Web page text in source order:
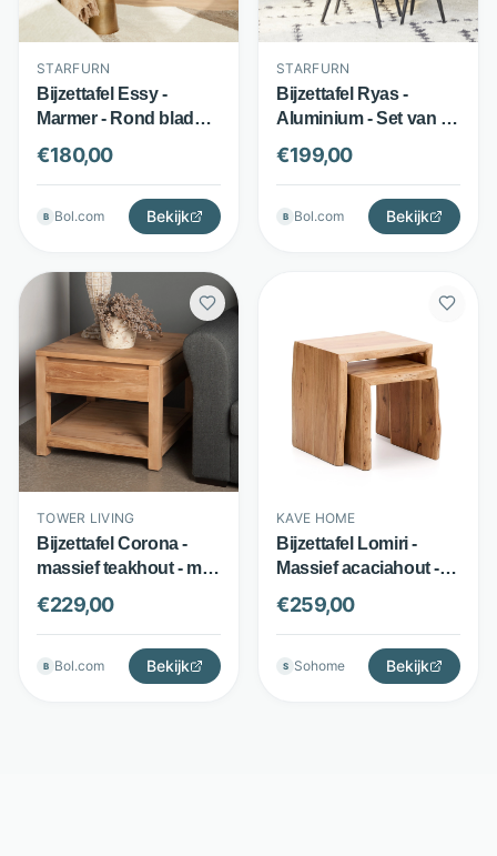
STARFURN
Bijzettafel Essy -
Marmer - Rond blad
met goudkleurige voet
- Wit - Starfurn
€180,00
B Bol.com Bekijk
STARFURN
Bijzettafel Ryas -
Aluminium - Set van 3
ronde tafels - Goud -
Starfurn
€199,00
B Bol.com Bekijk
TOWER LIVING
Bijzettafel Corona -
massief teakhout - met
1 lade - bruin - Tower
Living
€229,00
B Bol.com Bekijk
KAVE HOME
Bijzettafel Lomiri -
Massief acaciahout -
Set van 2 - Bruin -
Kave Home
€259,00
S Sohome Bekijk